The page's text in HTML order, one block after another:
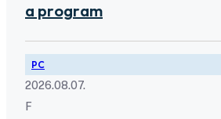
a program
PC
2026.08.07.
F